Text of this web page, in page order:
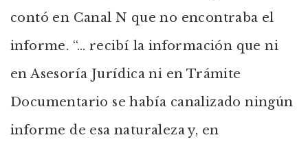
contó en Canal N que no encontraba el
informe. “… recibí la información que ni
en Asesoría Jurídica ni en Trámite
Documentario se había canalizado ningún
informe de esa naturaleza y, en